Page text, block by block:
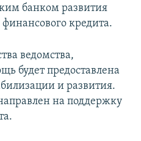
банком развития
кредита.
ведомства,
будет предоставлена
и развития.
на поддержку